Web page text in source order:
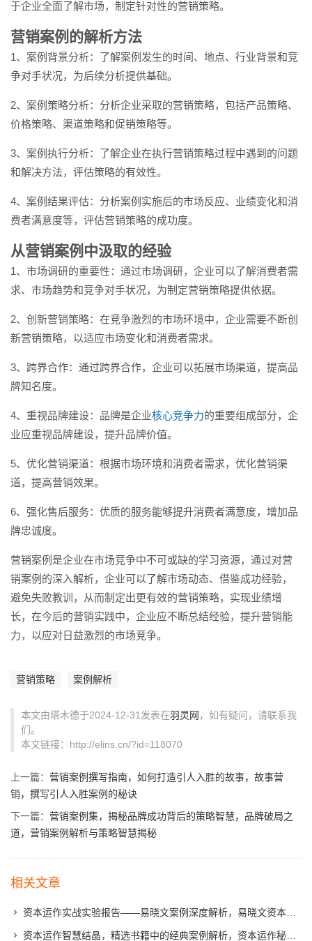
于企业全面了解市场，制定针对性的营销策略。
营销案例的解析方法
1、案例背景分析：了解案例发生的时间、地点、行业背景和竞
争对手状况，为后续分析提供基础。
2、案例策略分析：分析企业采取的营销策略，包括产品策略、
价格策略、渠道策略和促销策略等。
3、案例执行分析：了解企业在执行营销策略过程中遇到的问题
和解决方法，评估策略的有效性。
4、案例结果评估：分析案例实施后的市场反应、业绩变化和消
费者满意度等，评估营销策略的成功度。
从营销案例中汲取的经验
1、市场调研的重要性：通过市场调研，企业可以了解消费者需
求、市场趋势和竞争对手状况，为制定营销策略提供依据。
2、创新营销策略：在竞争激烈的市场环境中，企业需要不断创
新营销策略，以适应市场变化和消费者需求。
3、跨界合作：通过跨界合作，企业可以拓展市场渠道，提高品
牌知名度。
4、重视品牌建设：品牌是企业核心竞争力的重要组成部分，企
业应重视品牌建设，提升品牌价值。
5、优化营销渠道：根据市场环境和消费者需求，优化营销渠
道，提高营销效果。
6、强化售后服务：优质的服务能够提升消费者满意度，增加品
牌忠诚度。
营销案例是企业在市场竞争中不可或缺的学习资源，通过对营
销案例的深入解析，企业可以了解市场动态、借鉴成功经验，
避免失败教训，从而制定出更有效的营销策略，实现业绩增
长，在今后的营销实践中，企业应不断总结经验，提升营销能
力，以应对日益激烈的市场竞争。
营销策略 案例解析
本文由塔木德于2024-12-31发表在羽灵网 ，如有疑问，请联系我
们。
本文链接：http://elins.cn/?id=118070
上一篇： 营销案例撰写指南，如何打造引人入胜的故事，故事营
销，撰写引人入胜案例的秘诀
下一篇： 营销案例集，揭秘品牌成功背后的策略智慧，品牌破局之
道，营销案例解析与策略智慧揭秘
相关文章
资本运作实战实验报告——易晓文案例深度解析，易晓文资本运作案例深度解析，实战实验报告解读
资本运作智慧结晶，精选书籍中的经典案例解析，资本运作秘籍，经典案例深度解析